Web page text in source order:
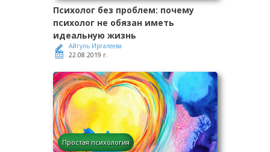
Психолог без проблем: почему
психолог не обязан иметь
идеальную жизнь
Айгуль Иргалеева
22.08.2019 г.
Простая психология